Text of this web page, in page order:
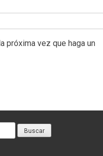
próxima vez que haga un